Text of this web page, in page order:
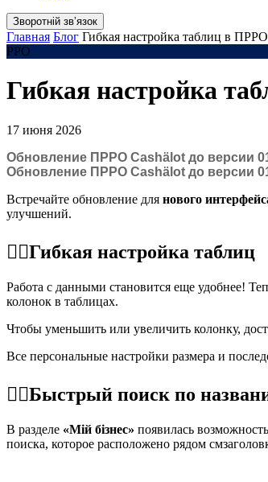
Зворотній звʼязок
Главная Блог Гибкая настройка таблиц в
РРО
Гибкая настройка
17 июня 2026
Обновление ПРРО Cashӓlot до версии
Обновление ПРРО Cashӓlot до версии
Встречайте обновление для нового
улучшений.
☝🏻Гибкая настройка таблиц
Работа с данными становится еще удобнее!
колонок в таблицах.
Чтобы уменьшить или увеличить колонку,
Все персональные настройки размера и
☝🏻Быстрый поиск по
В разделе «Мій бізнес» появилась
поиска, которое расположено рядом